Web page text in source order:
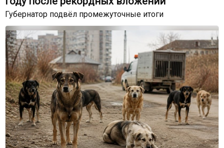
Губернатор подвёл промежуточные итоги